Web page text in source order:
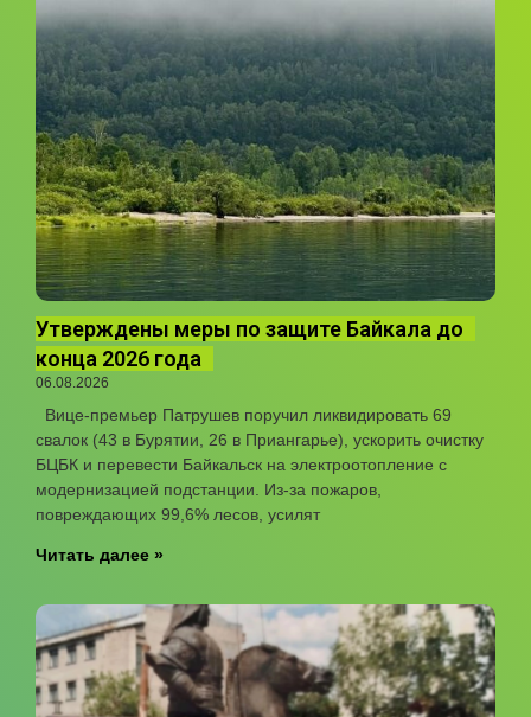
Утверждены меры по защите Байкала до
конца 2026 года
06.08.2026
Вице-премьер Патрушев поручил ликвидировать 69
свалок (43 в Бурятии, 26 в Приангарье), ускорить очистку
БЦБК и перевести Байкальск на электроотопление с
модернизацией подстанции. Из-за пожаров,
повреждающих 99,6% лесов, усилят
Читать далее »